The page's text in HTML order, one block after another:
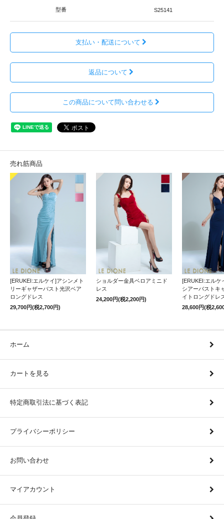
型番 S25141
支払い・配送について
返品について
この商品について問い合わせる
売れ筋商品
[ERUKEI:エルケイ]アシンメト
リーギャザーバスト光沢ベア
ロングドレス
29,700円(税2,700円)
ショルダー金具ベロアミニド
レス
24,200円(税2,200円)
[ERUKEI:エルケ
シアーバストキ
イトロングドレ
28,600円(税
ホーム
カートを見る
特定商取引法に基づく表記
プライバシーポリシー
お問い合わせ
マイアカウント